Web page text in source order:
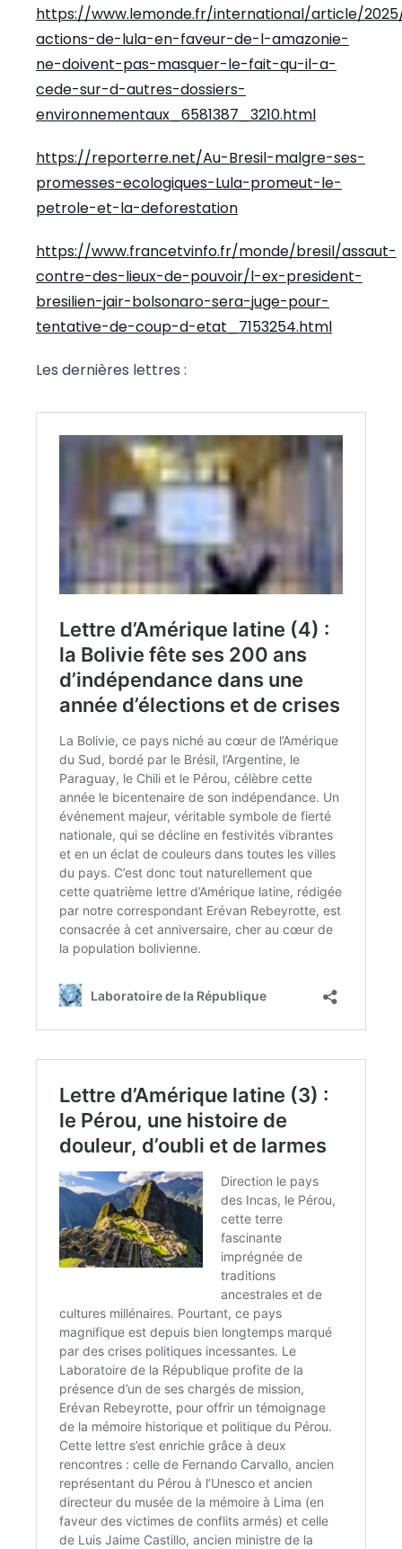
https://www.lemonde.fr/international/article/
actions-de-lula-en-faveur-de-l-amazonie-
ne-doivent-pas-masquer-le-fait-qu-il-a-
cede-sur-d-autres-dossiers-
environnementaux_6581387_3210.html
https://reporterre.net/Au-Bresil-malgre-ses-
promesses-ecologiques-Lula-promeut-le-
petrole-et-la-deforestation
https://www.francetvinfo.fr/monde/bresil/assaut-
contre-des-lieux-de-pouvoir/l-ex-president-
bresilien-jair-bolsonaro-sera-juge-pour-
tentative-de-coup-d-etat_7153254.html
Les dernières lettres :